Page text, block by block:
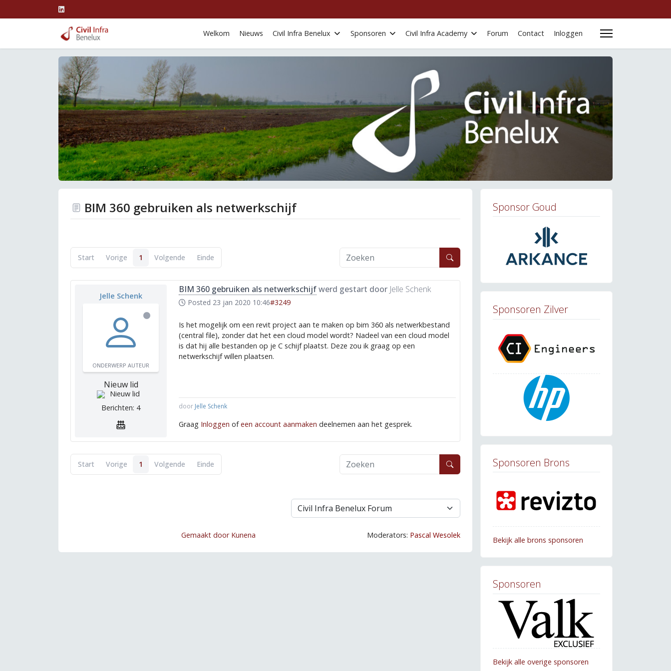
Welkom Nieuws Civil Infra Benelux Sponsoren Civil Infra Academy Forum Contact Inloggen
BIM 360 gebruiken als netwerkschijf
Start Vorige 1 Volgende Einde
Jelle Schenk
ONDERWERP AUTEUR
Nieuw lid
Berichten: 4
BIM 360 gebruiken als netwerkschijfwerd gestart door Jelle Schenk
Posted 23 jan 2020 10:46#3249
Is het mogelijk om een revit project aan te maken op bim 360 als netwerkbestand
(central file), zonder dat het een cloud model wordt? Nadeel van een cloud model
is dat hij alle bestanden op je C schijf plaatst. Deze zou ik graag op een
netwerkschijf willen plaatsen.
door Jelle Schenk
Graag Inloggen ofeen account aanmaken deelnemen aan het gesprek.
Start Vorige 1 Volgende Einde
Moderators: Pascal Wesolek
Gemaakt door Kunena
Sponsor Goud
Sponsoren Zilver
Sponsoren Brons
Bekijk alle brons sponsoren
Sponsoren
Bekijk alle overige sponsoren